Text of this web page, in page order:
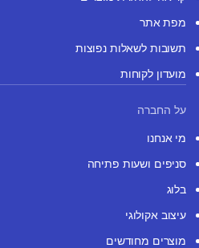
מפת אתר
תשובות לשאלות נפוצות
מועדון לקוחות
על החברה
מי אנחנו
סניפים ושעות פתיחה
בלוג
עיצוב אקולוגי
מוצרים מחודשים